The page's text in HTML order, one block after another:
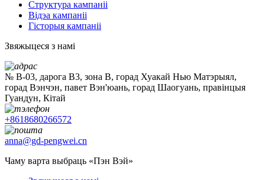
Структура кампаніі
Відэа кампаніі
Гісторыя кампаніі
Звяжыцеся з намі
№ B-03, дарога B3, зона B, горад Хуакай Нью Матэрыял,
горад Вэнчэн, павет Вэн'юань, горад Шаогуань, правінцыя
Гуандун, Кітай
+8618680266572
anna@gd-pengwei.cn
Чаму варта выбраць «Пэн Вэй»